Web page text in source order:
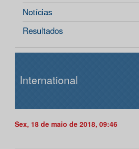
Notícias
Resultados
International
Sex, 18 de maio de 2018, 09:46